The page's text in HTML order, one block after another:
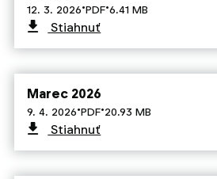
12. 3. 2026·PDF·6.41 MB
Stiahnuť
Marec 2026
9. 4. 2026·PDF·20.93 MB
Stiahnuť